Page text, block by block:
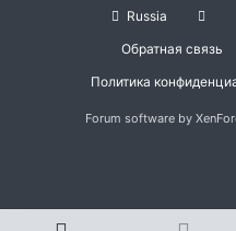
Russia
Обратная связь
Политика
Forum software by